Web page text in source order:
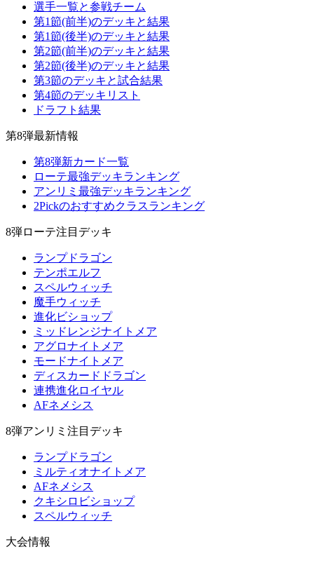
選手一覧と参戦チーム
第1節(前半)のデッキと結果
第1節(後半)のデッキと結果
第2節(前半)のデッキと結果
第2節(後半)のデッキと結果
第3節のデッキと試合結果
第4節のデッキリスト
ドラフト結果
第8弾最新情報
第8弾新カード一覧
ローテ最強デッキランキング
アンリミ最強デッキランキング
2Pickのおすすめクラスランキング
8弾ローテ注目デッキ
ランプドラゴン
テンポエルフ
スペルウィッチ
魔手ウィッチ
進化ビショップ
ミッドレンジナイトメア
アグロナイトメア
モードナイトメア
ディスカードドラゴン
連携進化ロイヤル
AFネメシス
8弾アンリミ注目デッキ
ランプドラゴン
ミルティオナイトメア
AFネメシス
クキシロビショップ
スペルウィッチ
大会情報